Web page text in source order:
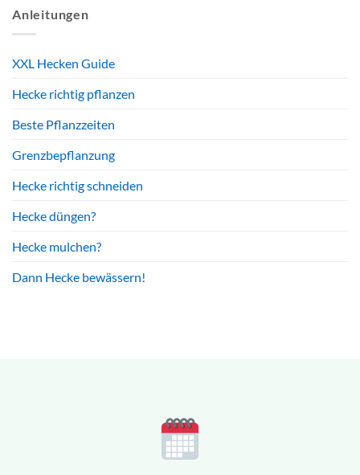
Anleitungen
XXL Hecken Guide
Hecke richtig pflanzen
Beste Pflanzzeiten
Grenzbepflanzung
Hecke richtig schneiden
Hecke düngen?
Hecke mulchen?
Dann Hecke bewässern!